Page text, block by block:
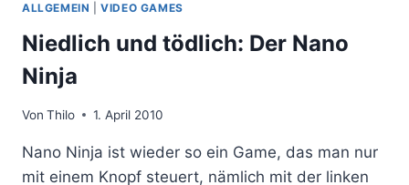
OLLAND A
N D
ALLGEMEIN |VIDEO GAMES
Niedlich und tödlich: Der Nano
Ninja
Von Thilo 1. April 2010
Nano Ninja ist wieder so ein Game, das man nur
mit einem Knopf steuert, nämlich mit der linken